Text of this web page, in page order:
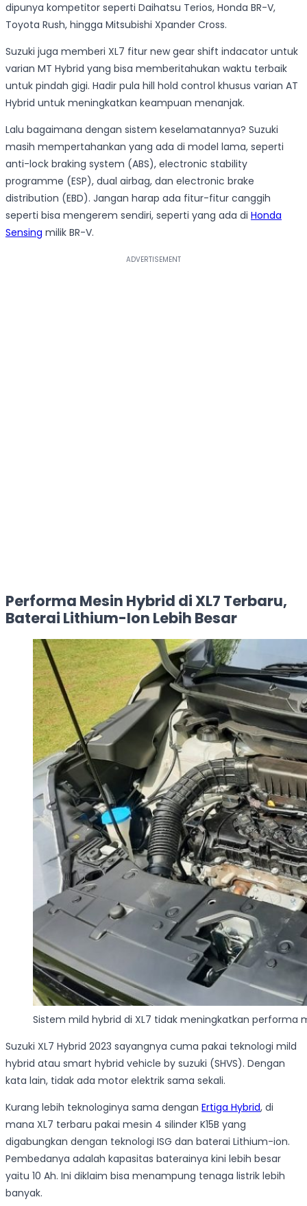
dipunya kompetitor seperti Daihatsu Terios, Honda BR-V,
Toyota Rush, hingga Mitsubishi Xpander Cross.
Suzuki juga memberi XL7 fitur new gear shift indacator untuk
varian MT Hybrid yang bisa memberitahukan waktu terbaik
untuk pindah gigi. Hadir pula hill hold control khusus varian AT
Hybrid untuk meningkatkan keampuan menanjak.
Lalu bagaimana dengan sistem keselamatannya? Suzuki
masih mempertahankan yang ada di model lama, seperti
anti-lock braking system (ABS), electronic stability
programme (ESP), dual airbag, dan electronic brake
distribution (EBD). Jangan harap ada fitur-fitur canggih
seperti bisa mengerem sendiri, seperti yang ada di Honda
Sensing milik BR-V.
Performa Mesin Hybrid di XL7 Terbaru,
Baterai Lithium-Ion Lebih Besar
Sistem mild hybrid di XL7 tidak meningkatkan performa
Suzuki XL7 Hybrid 2023 sayangnya cuma pakai teknologi mild
hybrid atau smart hybrid vehicle by suzuki (SHVS). Dengan
kata lain, tidak ada motor elektrik sama sekali.
Kurang lebih teknologinya sama dengan Ertiga Hybrid, di
mana XL7 terbaru pakai mesin 4 silinder K15B yang
digabungkan dengan teknologi ISG dan baterai Lithium-ion.
Pembedanya adalah kapasitas baterainya kini lebih besar
yaitu 10 Ah. Ini diklaim bisa menampung tenaga listrik lebih
banyak.